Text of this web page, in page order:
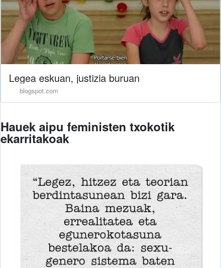
Legea eskuan, justizia buruan
blogspot.com
Hauek aipu feministen txokotik
ekarritakoak